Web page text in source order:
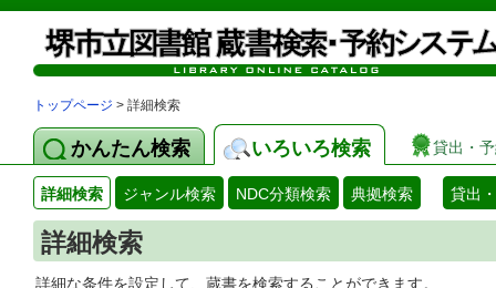
トップページ > 詳細検索
かんたん検索 いろいろ検索 貸出・
詳細検索 ジャンル検索 NDC分類検索 典拠検索 貸出
詳細検索
詳細な条件を設定して、蔵書を検索することができます。